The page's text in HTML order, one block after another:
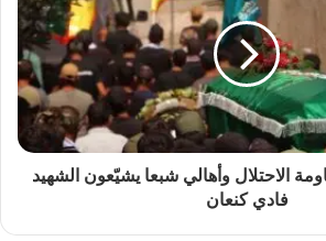
الاحتلال وأهالي شبعا يشيّعون الشهيد
فادي كنعان